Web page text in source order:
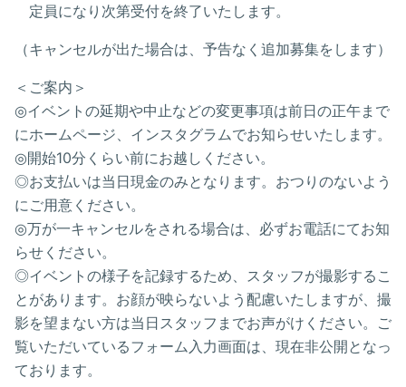
定員になり次第受付を終了いたします。
（キャンセルが出た場合は、予告なく追加募集をします）
＜ご案内＞
◎イベントの延期や中止などの変更事項は前日の正午まで
にホームページ、インスタグラムでお知らせいたします。
◎開始10分くらい前にお越しください。
◎お支払いは当日現金のみとなります。おつりのないよう
にご用意ください。
◎万が一キャンセルをされる場合は、必ずお電話にてお知
らせください。
◎イベントの様子を記録するため、スタッフが撮影するこ
とがあります。お顔が映らないよう配慮いたしますが、撮
影を望まない方は当日スタッフまでお声がけください。ご
覧いただいているフォーム入力画面は、現在非公開となっ
ております。